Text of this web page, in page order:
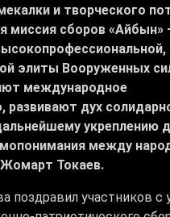
и творческого
миссия сборов «Айбын»
элиты Вооруженных
международное
развивают дух
укреплению
между
Токаев.
поздравил участников